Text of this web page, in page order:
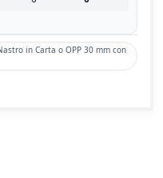
in Carta o OPP 30 mm con